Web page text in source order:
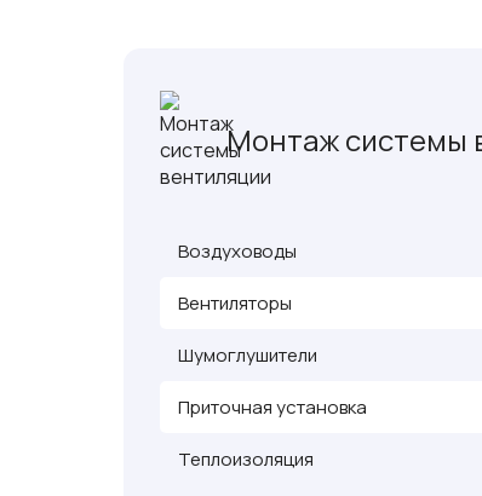
Монтаж системы
Воздуховоды
Вентиляторы
Шумоглушители
Приточная установка
Теплоизоляция